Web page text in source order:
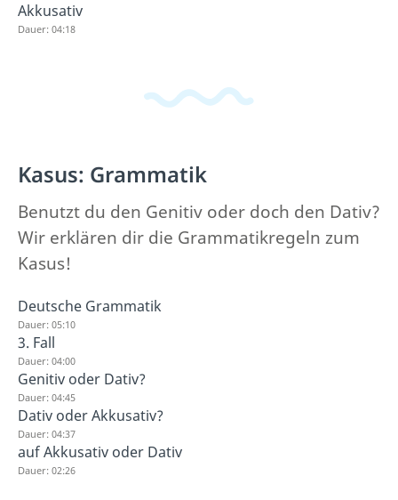
Akkusativ
Dauer: 04:18
Kasus: Grammatik
Benutzt du den Genitiv oder doch den Dativ?
Wir erklären dir die Grammatikregeln zum
Kasus!
Deutsche Grammatik
Dauer: 05:10
3. Fall
Dauer: 04:00
Genitiv oder Dativ?
Dauer: 04:45
Dativ oder Akkusativ?
Dauer: 04:37
auf Akkusativ oder Dativ
Dauer: 02:26